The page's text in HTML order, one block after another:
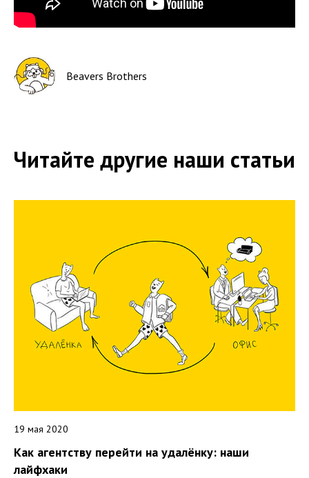
Beavers Brothers
Читайте другие наши статьи
19 мая 2020
Как агентству перейти на удалёнку: наши
лайфхаки